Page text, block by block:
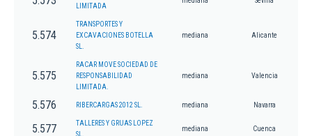
LIMITADA
5.574
TRANSPORTES Y
EXCAVACIONES BOTELLA
SL.
mediana Alicante
5.575
RACAR MOVE SOCIEDAD DE
RESPONSABILIDAD
LIMITADA.
mediana Valencia
5.576 RIBERCARGAS 2012 SL. mediana Navarra
5.577
TALLERES Y GRUAS LOPEZ
SL.
mediana Cuenca